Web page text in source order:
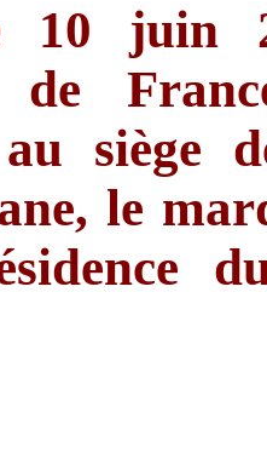
10 juin
de
siège
le